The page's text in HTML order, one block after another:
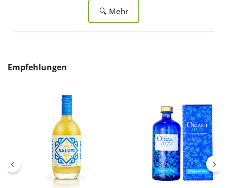
🔍 Mehr
Produktgalerie überspringen
Empfehlungen